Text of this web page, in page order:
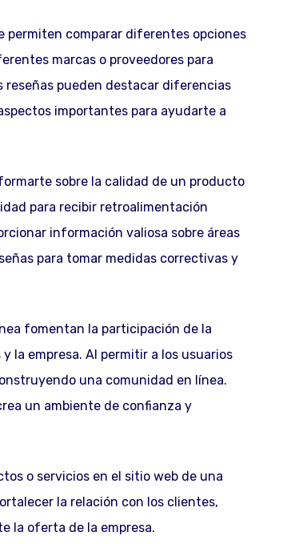
permiten comparar diferentes opciones
marcas o proveedores para
reseñas pueden destacar diferencias
importantes para ayudarte a
sobre la calidad de un producto
para recibir retroalimentación
información valiosa sobre áreas
para tomar medidas correctivas y
fomentan la participación de la
la empresa. Al permitir a los usuarios
una comunidad en línea.
un ambiente de confianza y
o servicios en el sitio web de una
la relación con los clientes,
la oferta de la empresa.